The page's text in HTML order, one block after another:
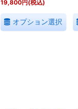
19,800円(税込)
オプション選択